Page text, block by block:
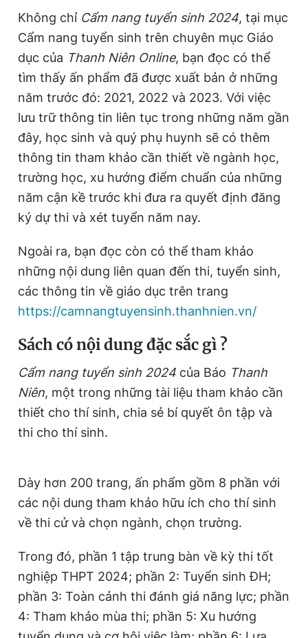
Không chỉ Cẩm nang tuyển sinh 2024, tại mục
Cẩm nang tuyển sinh trên chuyên mục Giáo
dục của Thanh Niên Online, bạn đọc có thể
tìm thấy ấn phẩm đã được xuất bản ở những
năm trước đó: 2021, 2022 và 2023. Với việc
lưu trữ thông tin liên tục trong những năm gần
đây, học sinh và quý phụ huynh sẽ có thêm
thông tin tham khảo cần thiết về ngành học,
trường học, xu hướng điểm chuẩn của những
năm cận kề trước khi đưa ra quyết định đăng
ký dự thi và xét tuyển năm nay.
Ngoài ra, bạn đọc còn có thể tham khảo
những nội dung liên quan đến thi, tuyển sinh,
các thông tin về giáo dục trên trang
https://camnangtuyensinh.thanhnien.vn/
Sách có nội dung đặc sắc gì ?
Cẩm nang tuyển sinh 2024 của Báo Thanh
Niên, một trong những tài liệu tham khảo cần
thiết cho thí sinh, chia sẻ bí quyết ôn tập và
thi cho thí sinh.
Dày hơn 200 trang, ấn phẩm gồm 8 phần với
các nội dung tham khảo hữu ích cho thí sinh
về thi cử và chọn ngành, chọn trường.
Trong đó, phần 1 tập trung bàn về kỳ thi tốt
nghiệp THPT 2024; phần 2: Tuyển sinh ĐH;
phần 3: Toàn cảnh thi đánh giá năng lực; phần
4: Tham khảo mùa thi; phần 5: Xu hướng